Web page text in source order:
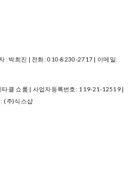
: 박희진 | 전화: 010-8230-2717 | 이메일:
클 쇼룸 | 사업자등록번호: 119-21-12519 |
(주)식스샵